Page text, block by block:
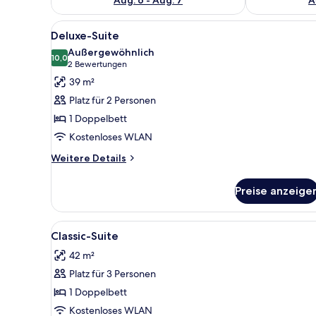
Alle
Fotos
für
Deluxe-
Suite
anzeigen
Ein modernes Schlafzimmer
4
Deluxe-Suite
10,010,0 von 10
Außergewöhnlich
2 Bewertungen
(2
Bewertungen)
39 m²
Platz für 2 Personen
1 Doppelbett
Kostenloses WLAN
Weitere Details
Weitere
Suite
Preise
Alle
Fotos
für
Classic-
Suite
anzeigen
Ein modernes Hotelzimmer
6
Classic-Suite
42 m²
Platz für 3 Personen
1 Doppelbett
Kostenloses WLAN